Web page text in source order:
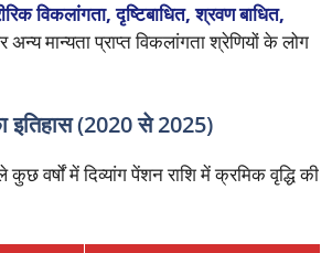
विकलांगता, दृष्टिबाधित, श्रवण बाधित,
मान्यता प्राप्त विकलांगता श्रेणियों के लोग
इतिहास (2020 से 2025)
कुछ वर्षों में दिव्यांग पेंशन राशि में क्रमिक वृद्धि की